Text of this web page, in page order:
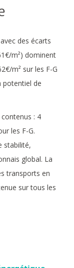
des écarts
m²) dominent
m² sur les F-G
potentiel de
: 4
les F-G.
stabilité,
global. La
transports en
sur tous les